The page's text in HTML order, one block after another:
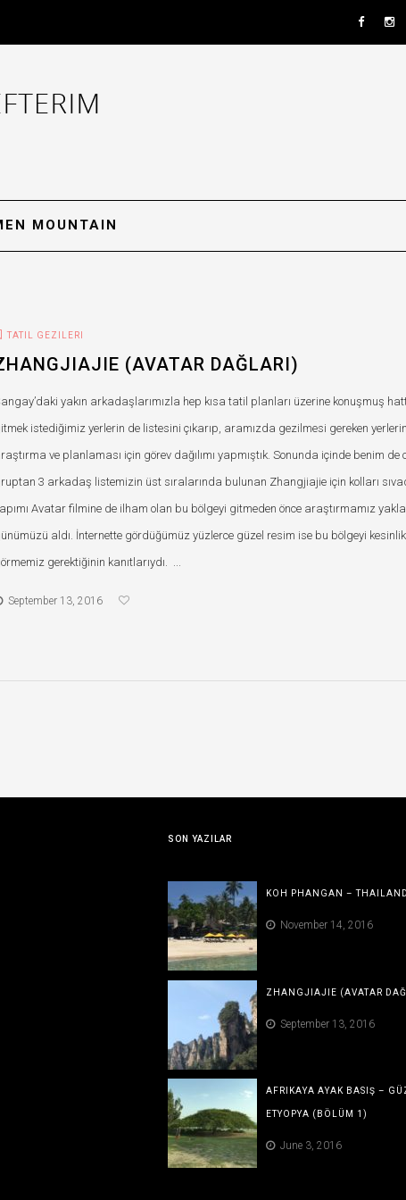
MOUNTAIN
TATIL GEZILERI
(AVATAR DAĞLARI)
yakın arkadaşlarımızla hep kısa tatil planları üzerine konuşmuş
istediğimiz yerlerin de listesini çıkarıp, aramızda gezilmesi gereken
ve planlaması için görev dağılımı yapmıştık. Sonunda içinde benim de
3 arkadaş listemizin üst sıralarında bulunan Zhangjiajie için kolları
Avatar filmine de ilham olan bu bölgeyi gitmeden önce araştırmamız
aldı. İnternette gördüğümüz yüzlerce güzel resim ise bu bölgeyi
gerektiğinin kanıtlarıydı. ...
September 13, 2016
SON YAZILAR
KOH PHANGAN – THAILAND
November 14, 2016
ZHANGJIAJIE (AVATAR
September 13, 2016
AFRIKAYA AYAK BASIŞ –
ETYOPYA (BÖLÜM 1)
June 3, 2016